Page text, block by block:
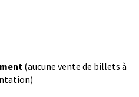
(aucune vente de billets à